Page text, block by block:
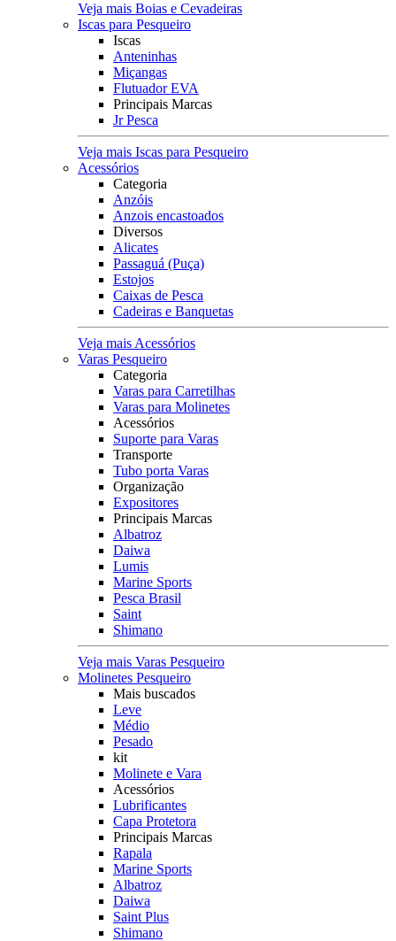
Veja mais Boias e Cevadeiras
Iscas para Pesqueiro
Iscas
Anteninhas
Miçangas
Flutuador EVA
Principais Marcas
Jr Pesca
Veja mais Iscas para Pesqueiro
Acessórios
Categoria
Anzóis
Anzois encastoados
Diversos
Alicates
Passaguá (Puça)
Estojos
Caixas de Pesca
Cadeiras e Banquetas
Veja mais Acessórios
Varas Pesqueiro
Categoria
Varas para Carretilhas
Varas para Molinetes
Acessórios
Suporte para Varas
Transporte
Tubo porta Varas
Organização
Expositores
Principais Marcas
Albatroz
Daiwa
Lumis
Marine Sports
Pesca Brasil
Saint
Shimano
Veja mais Varas Pesqueiro
Molinetes Pesqueiro
Mais buscados
Leve
Médio
Pesado
kit
Molinete e Vara
Acessórios
Lubrificantes
Capa Protetora
Principais Marcas
Rapala
Marine Sports
Albatroz
Daiwa
Saint Plus
Shimano